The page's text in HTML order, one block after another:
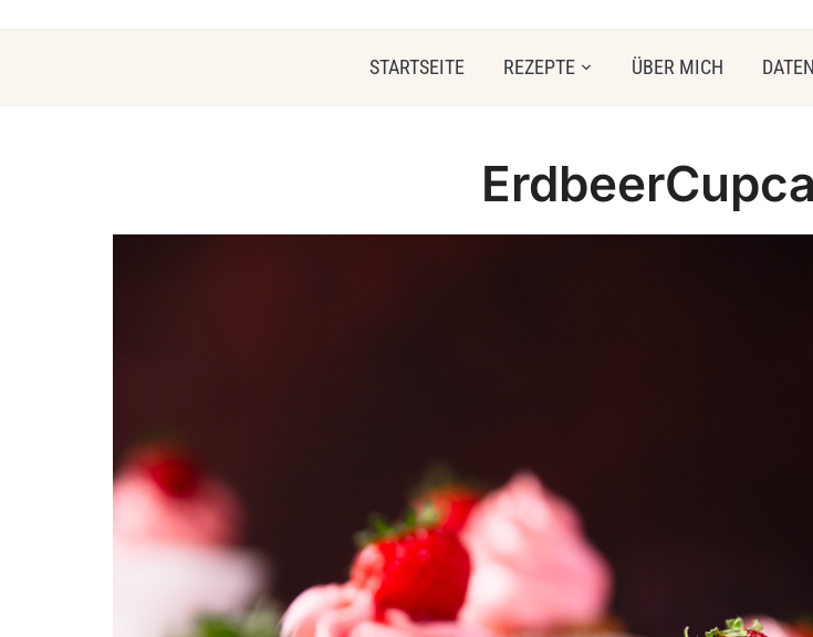
STARTSEITE REZEPTE ÜBER MICH